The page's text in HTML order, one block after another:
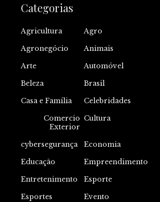
Categorias
Agricultura
Agro
Agronegócio
Animais
Arte
Automóvel
Beleza
Brasil
Casa e Família
Celebridades
Comercio
Exterior
Cultura
cybersegurança
Economia
Educação
Empreendimento
Entretenimento
Esporte
Esportes
Evento